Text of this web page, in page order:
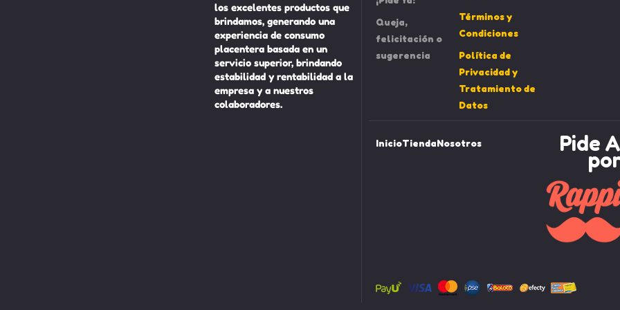
los excelentes productos que
brindamos, generando una
experiencia de consumo
placentera basada en un
servicio superior, brindando
estabilidad y rentabilidad a la
empresa y a nuestros
colaboradores.
Queja,
felicitación o
sugerencia
Términos y
Condiciones
Política de
Privacidad y
Tratamiento de
Datos
InicioTiendaNosotros Pide